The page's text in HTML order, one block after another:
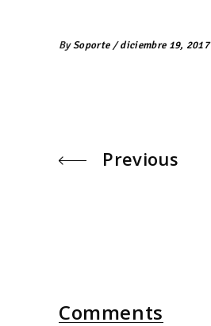
BySoporte diciembre 19, 2017
Previous
Comments